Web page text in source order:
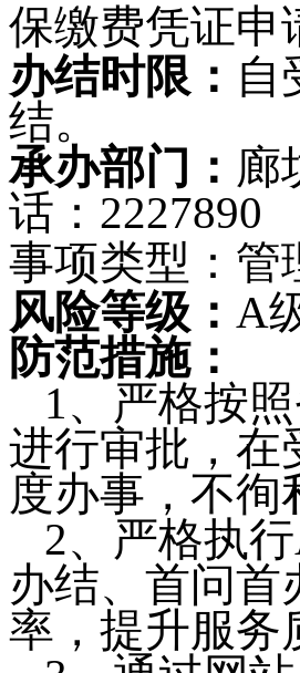
保缴费凭证申
办结时限： 自
结。
承办部门： 廊
话：2227890
事项类型： 管
风险等级： A
防范措施：
1、严格按
进行审批，在
度办事，不徇
2、严格执行
办结、首问首
率，提升服务